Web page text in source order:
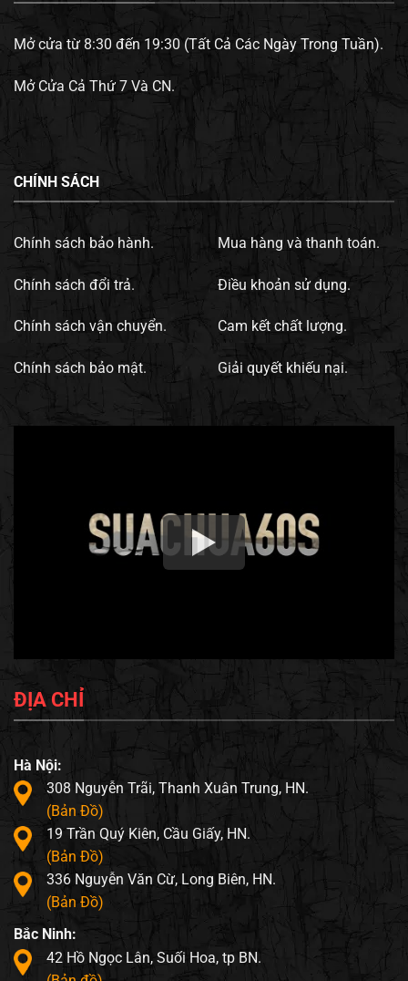
Mở cửa từ 8:30 đến 19:30 (Tất Cả Các Ngày Trong Tuần).
Mở Cửa Cả Thứ 7 Và CN.
CHÍNH SÁCH
Chính sách bảo hành.
Chính sách đổi trả.
Chính sách vận chuyển.
Chính sách bảo mật.
Mua hàng và thanh toán.
Điều khoản sử dụng.
Cam kết chất lượng.
Giải quyết khiếu nại.
ĐỊA CHỈ
Hà Nội:
308 Nguyễn Trãi, Thanh Xuân Trung, HN.
(Bản Đồ)
19 Trần Quý Kiên, Cầu Giấy, HN.
(Bản Đồ)
336 Nguyễn Văn Cừ, Long Biên, HN.
(Bản Đồ)
Bắc Ninh:
42 Hồ Ngọc Lân, Suối Hoa, tp BN.